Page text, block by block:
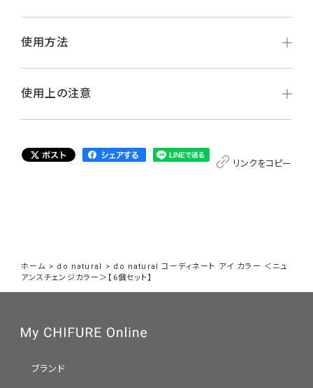
使用方法
使用上の注意
リンクをコピー
ホーム > do natural > do natural コーディネート アイ カラー ＜ニュ
アンスチェンジカラー＞【6個セット】
ブランド